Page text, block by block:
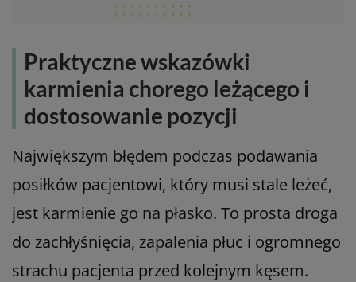
Praktyczne wskazówki
karmienia chorego leżącego i
dostosowanie pozycji
Największym błędem podczas podawania
posiłków pacjentowi, który musi stale leżeć,
jest karmienie go na płasko. To prosta droga
do zachłyśnięcia, zapalenia płuc i ogromnego
strachu pacjenta przed kolejnym kęsem.